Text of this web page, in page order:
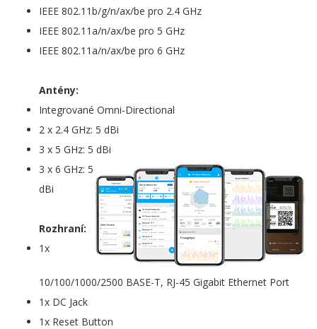
IEEE 802.11b/g/n/ax/be pro 2.4 GHz
IEEE 802.11a/n/ax/be pro 5 GHz
IEEE 802.11a/n/ax/be pro 6 GHz
Antény:
Integrované Omni-Directional
2 x 2.4 GHz: 5 dBi
3 x 5 GHz: 5 dBi
3 x 6 GHz: 5
dBi
Rozhraní:
1x
10/100/1000/2500 BASE-T, RJ-45 Gigabit Ethernet Port
1x DC Jack
1x Reset Button